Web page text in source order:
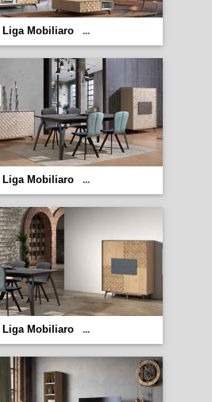
Liga Mobiliaro ...
Liga Mobiliaro ...
Liga Mobiliaro ...